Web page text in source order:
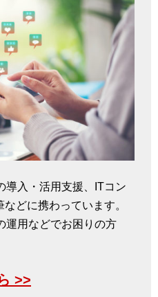
導入・活用支援、ITコン
どに携わっています。
運用などでお困りの方
>>